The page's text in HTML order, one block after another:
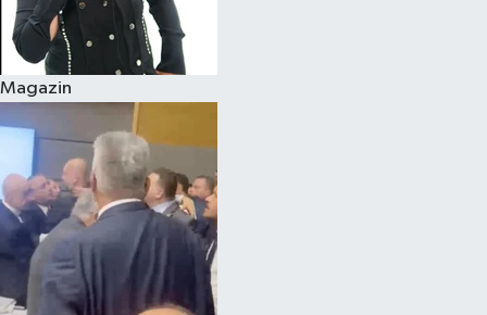
Magazin